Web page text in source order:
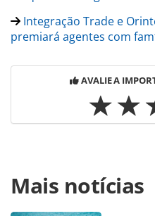
Integração Trade e
premiará agentes com
AVALIE A
https://
e-ott-consolidadora-unem-
Mais notícias